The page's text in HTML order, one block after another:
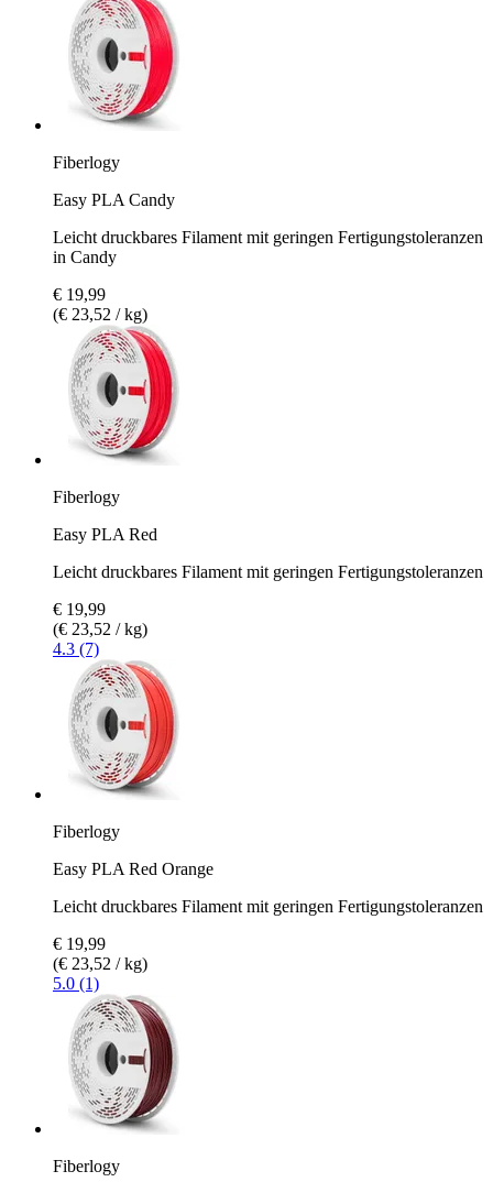
Fiberlogy
Easy PLA Candy
Leicht druckbares Filament mit geringen Fertigungstoleranzen
in Candy
€ 19,99
(€ 23,52 / kg)
Fiberlogy
Easy PLA Red
Leicht druckbares Filament mit geringen Fertigungstoleranzen
€ 19,99
(€ 23,52 / kg)
4.3 (7)
Fiberlogy
Easy PLA Red Orange
Leicht druckbares Filament mit geringen Fertigungstoleranzen
€ 19,99
(€ 23,52 / kg)
5.0 (1)
Fiberlogy